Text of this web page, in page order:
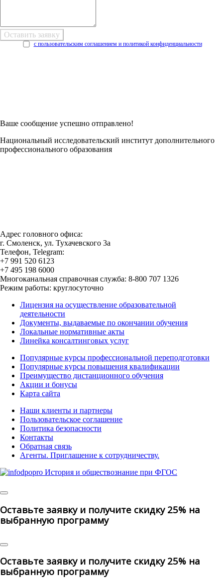
с пользовательским соглашением и политикой конфиденциальности
Ваше сообщение успешно отправлено!
Национальный исследовательский институт дополнительного
профессионального образования
Адрес головного офиса:
г. Смоленск, ул. Тухачевского 3а
Телефон, Telegram:
+7 991 520 6123
+7 495 198 6000
Многоканальная справочная служба: 8-800 707 1326
Режим работы: круглосуточно
Лицензия на осуществление образовательной
деятельности
Документы, выдаваемые по окончании обучения
Локальные нормативные акты
Линейка консалтинговых услуг
Популярные курсы профессиональной переподготовки
Популярные курсы повышения квалификации
Преимущество дистанционного обучения
Акции и бонусы
Карта сайта
Наши клиенты и партнеры
Пользовательское соглашение
Политика безопасности
Контакты
Обратная связь
Агенты. Приглашение к сотрудничеству.
Оставьте заявку и получите скидку 25% на
выбранную программу
Оставьте заявку и получите скидку 25% на
выбранную программу